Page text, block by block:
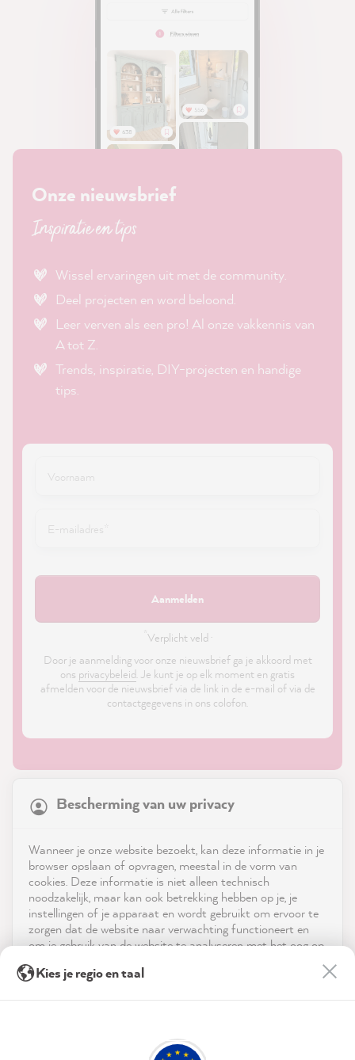
Onze nieuwsbrief
Inspiratie en tips
Wissel ervaringen uit met de community.
Deel projecten en word beloond.
Leer verven als een pro! Al onze vakkennis van
A tot Z.
Trends, inspiratie, DIY-projecten en handige
tips.
Aanmelden
Verplicht veld ·
Door je aanmelding voor onze nieuwsbrief ga je akkoord met
ons privacybeleid. Je kunt je op elk moment en gratis
afmelden voor de nieuwsbrief via de link in de e-mail of via de
contactgegevens in ons colofon.
Service
Neem contact op met
Bescherming van uw privacy
Wanneer je onze website bezoekt, kan deze informatie in je
browser opslaan of opvragen, meestal in de vorm van
cookies. Deze informatie is niet alleen technisch
noodzakelijk, maar kan ook betrekking hebben op je, je
instellingen of je apparaat en wordt gebruikt om ervoor te
zorgen dat de website naar verwachting functioneert en
om je gebruik van de website te analyseren met het oog op
advertenties aan te bieden via de diensten die in de
akkoord (op elk moment herroepbaar) met deze
21,886Reviews
reviews-io
Verified Customer
The color selection is simply great. The
convincingly what you could change within
your own four walls. I also think the quality
Kies je regio en taal